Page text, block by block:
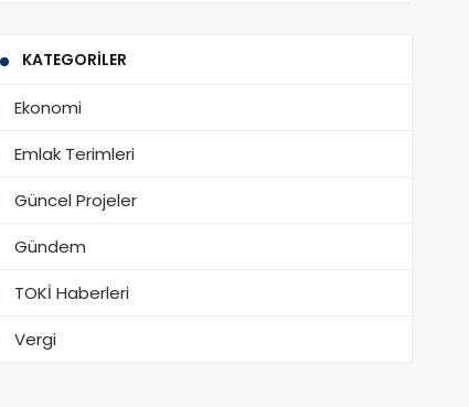
KATEGORILER
Ekonomi
Emlak Terimleri
Güncel Projeler
Gündem
TOKİ Haberleri
Vergi